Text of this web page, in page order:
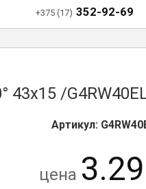
+375 (17) 352-92-69
43x15 /
Артикул:
цена 3.29